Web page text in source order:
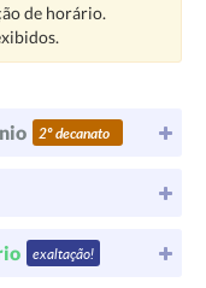
de horário.
2º decanato
exaltação!